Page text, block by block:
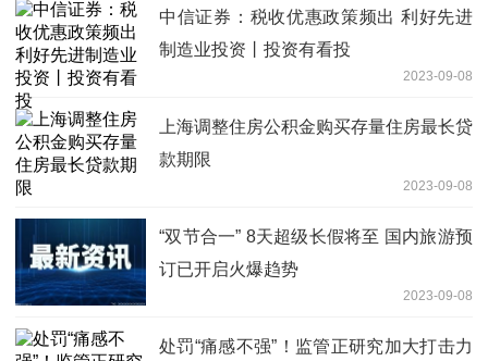
中信证券：税收优惠政策频出 利好先进
制造业投资丨投资有看投
2023-09-08
上海调整住房公积金购买存量住房最长贷
款期限
2023-09-08
“双节合一” 8天超级长假将至 国内旅游预
订已开启火爆趋势
2023-09-08
处罚“痛感不强”！监管正研究加大打击力